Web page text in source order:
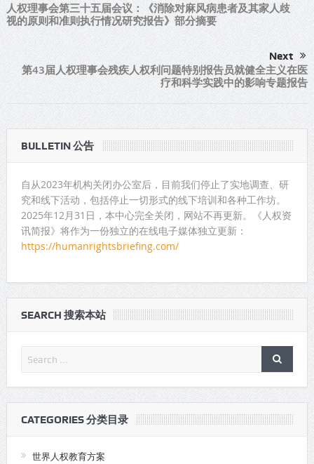
人权理事会第三十五届会议：《消除对麻风病患者及其家人歧
视的原则和准则执行情况研究报告》部分摘要
Next
第43届人权理事会残疾人权利问题特别报告员就健全主义在医
疗和科学实践中的影响专题报告
BULLETIN 公告
自从2023年机构关闭办公室后，目前我们停止了实地调查、研
究和线下活动，包括停止一切形式的线下培训和各种工作坊。
2025年12月31日，本中心完全关闭，网站不再更新。《人权资
讯简报》将作为一份独立的在线电子媒体独立更新：
https://humanrightsbriefing.com/
SEARCH 搜索本站
CATEGORIES 分类目录
世界人权教育方案